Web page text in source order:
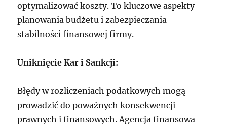
optymalizować koszty. To kluczowe aspekty
planowania budżetu i zabezpieczania
stabilności finansowej firmy.
Uniknięcie Kar i Sankcji:
Błędy w rozliczeniach podatkowych mogą
prowadzić do poważnych konsekwencji
prawnych i finansowych. Agencja finansowa